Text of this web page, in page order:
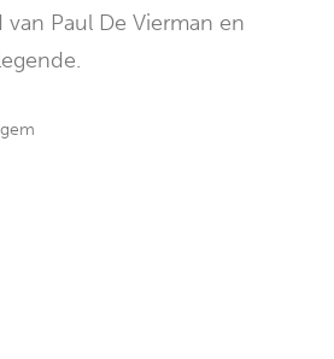
Paul De Vierman en